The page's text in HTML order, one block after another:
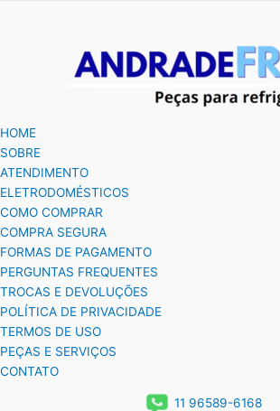
HOME
SOBRE
ATENDIMENTO
ELETRODOMÉSTICOS
COMO COMPRAR
COMPRA SEGURA
FORMAS DE PAGAMENTO
PERGUNTAS FREQUENTES
TROCAS E DEVOLUÇÕES
POLÍTICA DE PRIVACIDADE
TERMOS DE USO
PEÇAS E SERVIÇOS
CONTATO
11 96589-6168